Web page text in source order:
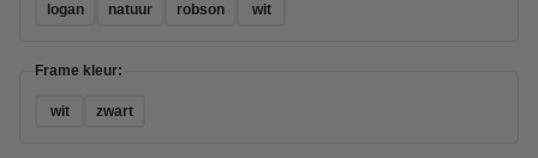
logan natuur robson wit
Frame kleur:
wit zwart